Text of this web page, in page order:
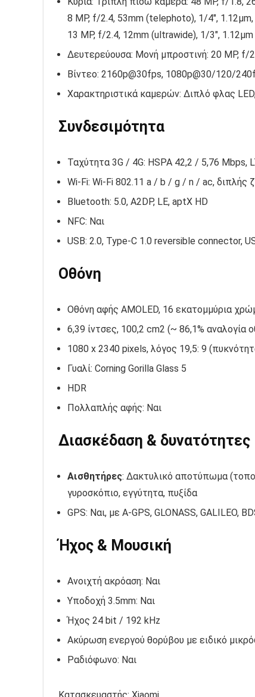
8 MP, f/2.4, 53mm (telephoto), 1/4″,
13 MP, f/2.4, 12mm (ultrawide), 1/3″, 1.12µm
Δευτερεύουσα: Μονή μπροστινή: 20 MP, f/
Βίντεο: 2160p@30fps, 1080p@30/120/
Χαρακτηριστικά καμερών: Διπλό φλας
Συνδεσιμότητα
Ταχύτητα 3G / 4G: HSPA 42,2 / 5,76 Mbps,
Wi-Fi: Wi-Fi 802.11 a / b / g / n / ac, διπλής
Bluetooth: 5.0, A2DP, LE, aptX HD
NFC: Ναι
USB: 2.0, Type-C 1.0 reversible connector,
Οθόνη
Οθόνη αφής AMOLED, 16 εκατομμύρια
6,39 ίντσες, 100,2 cm2 (~ 86,1% αναλογία
1080 x 2340 pixels, λόγος 19,5: 9
Γυαλί: Corning Gorilla Glass 5
HDR
Πολλαπλής αφής: Ναι
Διασκέδαση & δυνατότητες
Αισθητήρες: Δακτυλικό αποτύπωμα
γυροσκόπιο, εγγύτητα, πυξίδα
GPS: Ναι, με A-GPS, GLONASS, GALILEO,
Ήχος & Μουσική
Ανοιχτή ακρόαση: Ναι
Υποδοχή 3.5mm: Ναι
Ήχος 24 bit / 192 kHz
Ακύρωση ενεργού θορύβου με ειδικό
Ραδιόφωνο: Ναι